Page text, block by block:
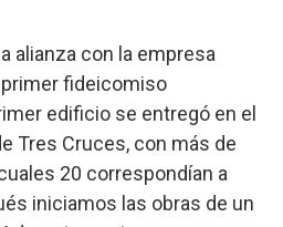
alianza con la empresa
primer fideicomiso
edificio se entregó en el
Tres Cruces, con más de
20 correspondían a
iniciamos las obras de un